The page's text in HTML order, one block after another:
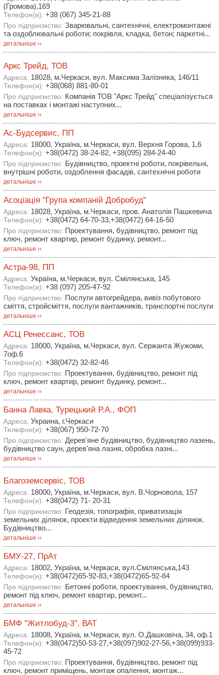
(Громова),169
Телефон(и): +38 (067) 345-21-88
Про підприємство: Зварювальні, сантехнічні, електромонтажні
та оздоблювальні роботи; покрівля, кладка, бетон; паркетні...
детальніше ››
Аркс Трейд, ТОВ
Адреса: 18028, м.Черкаси, вул. Максима Залізняка, 146/11
Телефон(и): +38(068) 881-80-01
Про підприємство: Компанія ТОВ "Аркс Трейд" спеціалізується
на поставках і монтажі наступних...
детальніше ››
Ас-Будсервис, ПП
Адреса: 18000, Україна, м.Черкаси, вул. Верхня Горова, 1,6
Телефон(и): +38(0472) 38-24-82, +38(095) 284-24-40
Про підприємство: Будівництво, проектні роботи, покрівельні,
внутрішні роботи, оздоблення фасадів, сантехнічні роботи
детальніше ››
Асоціація "Група компаній Добробуд"
Адреса: 18028, Україна, м.Черкаси, пров. Анатолія Пашкевича
Телефон(и): +38(0472) 64-70-33,+38(0472) 64-16-50
Про підприємство: Проектування, будівництво, ремонт під
ключ, ремонт квартир, ремонт будинку, ремонт...
детальніше ››
Астра-98, ПП
Адреса: Україна, м.Черкаси, вул. Смiлянська, 145
Телефон(и): +38 (097) 205-47-92
Про підприємство: Послуги автогрейдера, вивiз побутового
смiття, стройсмiття, послуги вантажникiв, транспортнi послуги
детальніше ››
АСЦ Ренессанс, ТОВ
Адреса: 18000, Україна, м.Черкаси, вул. Сержанта Жужоми,
7оф.6
Телефон(и): +38(0472) 32-82-46
Про підприємство: Проектування, будівництво, ремонт під
ключ, ремонт квартир, ремонт будинку, ремонт...
детальніше ››
Банна Лавка, Турецький Р.А., ФОП
Адреса: Украина, г.Черкаси
Телефон(и): +38(067) 950-72-70
Про підприємство: Дерев'яне будівництво, будівництво лазень,
будівництво саун, дерев'яна лазня, обробка лазні...
детальніше ››
Благоземсервіс, ТОВ
Адреса: 18000, Україна, м.Черкаси, вул. В.Чорновола, 157
Телефон(и): +38(0472) 71- 20-31
Про підприємство: Геодезія, топографія, приватизація
земельних ділянок, проекти відведення земельних ділянок.
Будівництво...
детальніше ››
БМУ-27, ПрАт
Адреса: 18002, Україна, м.Черкаси, вул.Смілянська,143
Телефон(и): +38(0472)65-92-83,+38(0472)65-92-84
Про підприємство: Бетонні роботи, проектування, будівництво,
ремонт під ключ, ремонт квартир, ремонт...
детальніше ››
БМФ ''Житлобуд-3'', ВАТ
Адреса: 18008, Україна, м.Черкаси, вул. О.Дашковіча, 34, оф.1
Телефон(и): +38(0472)50-53-27,+38(097)902-27-56,+38(099)933-
45-72
Про підприємство: Проектування, будівництво, ремонт під
ключ, ремонт приміщень, монтаж опалення, монтаж...